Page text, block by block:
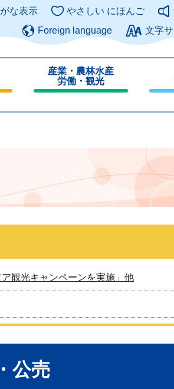
このページの本文
な表示 やさしい にほんご
Foreign language
文字
産業・農林水産
労働・観光
じ
じ
観光キャンペーンを実施」他
公売